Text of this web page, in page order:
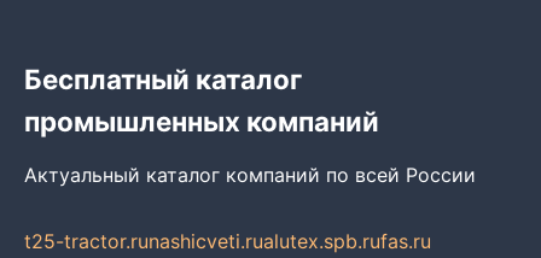
Бесплатный каталог
промышленных компаний
Актуальный каталог компаний по всей России
t25-tractor.runashicveti.rualutex.spb.rufas.ru